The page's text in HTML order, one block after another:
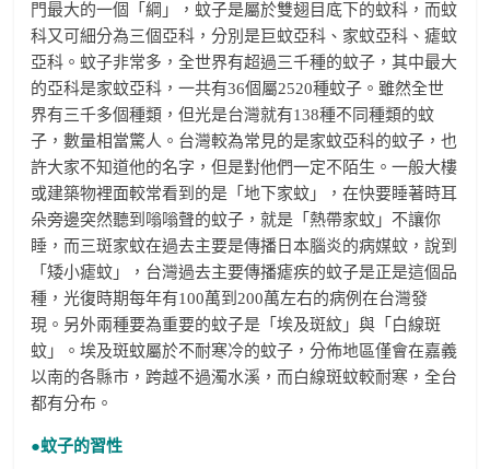
門最大的一個「綱」，蚊子是屬於雙翅目底下的蚊科，而蚊
科又可細分為三個亞科，分別是巨蚊亞科、家蚊亞科、瘧蚊
亞科。蚊子非常多，全世界有超過三千種的蚊子，其中最大
的亞科是家蚊亞科，一共有36個屬2520種蚊子。雖然全世
界有三千多個種類，但光是台灣就有138種不同種類的蚊
子，數量相當驚人。台灣較為常見的是家蚊亞科的蚊子，也
許大家不知道他的名字，但是對他們一定不陌生。一般大樓
或建築物裡面較常看到的是「地下家蚊」，在快要睡著時耳
朵旁邊突然聽到嗡嗡聲的蚊子，就是「熱帶家蚊」不讓你
睡，而三斑家蚊在過去主要是傳播日本腦炎的病媒蚊，說到
「矮小瘧蚊」，台灣過去主要傳播瘧疾的蚊子是正是這個品
種，光復時期每年有100萬到200萬左右的病例在台灣發
現。另外兩種要為重要的蚊子是「埃及斑紋」與「白線斑
蚊」。埃及斑蚊屬於不耐寒冷的蚊子，分佈地區僅會在嘉義
以南的各縣市，跨越不過濁水溪，而白線斑蚊較耐寒，全台
都有分布。
●蚊子的習性